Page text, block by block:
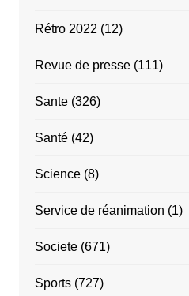
Rétro 2022 (12)
Revue de presse(111)
Sante(326)
Santé(42)
Science(8)
Service de réanimation (1)
Societe(671)
Sports(727)